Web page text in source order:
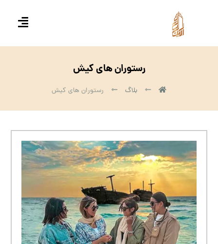
رستوران های کیش
بلاگ رستوران های کیش